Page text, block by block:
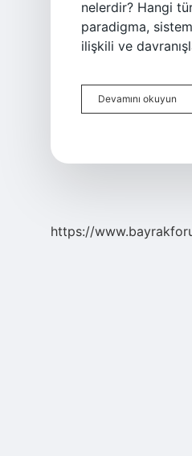
nelerdir? Hangi
paradigma,
ilişkili ve
Devamını okuyun
https://